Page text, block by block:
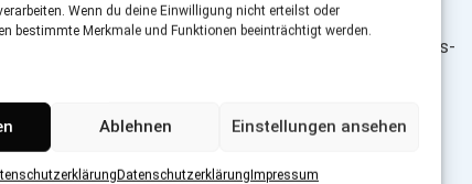
Wenn du deine Einwilligung nicht erteilst oder
bestimmte Merkmale und Funktionen beeinträchtigt werden.
Ablehnen Einstellungen ansehen
DatenschutzerklärungImpressum
kann es nicht geben. Es sei unrealistisch,
zurück nach Europa zu verlagern, Abrechnungs-
werden und weniger allein auf die Reduzierung
eben an verschiedenen Stellschrauben gedreht
Anstrengung. Dr. Dirk Janssen, Vorstand des
brachte einFrühwarnsystemins Gespräch, das